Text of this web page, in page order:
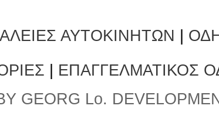
ΑΥΤΟΚΙΝΗΤΩΝ
ΕΠΑΓΓΕΛΜΑΤΙΚΟΣ
GEORG Lo.